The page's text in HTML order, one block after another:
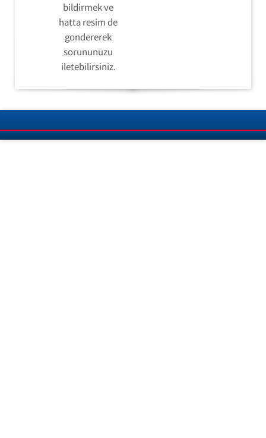
bildirmek ve
hatta resim de
gondererek
sorununuzu
iletebilirsiniz.